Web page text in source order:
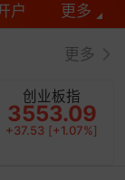
户
更多
直播
更多
创业板指
3553.09
+37.53 [+1.07%]